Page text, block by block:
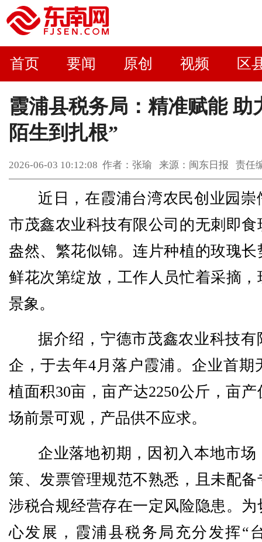
首页 要闻 原创 视频 区
霞浦县税务局：精准赋能 助
陌生到扎根”
2026-06-03 10:12:08 作者：张瑜 来源：闽东日报 责任
近日，在霞浦台湾农民创业园崇
市茂鑫农业科技有限公司的无刺即
盎然、繁花似锦。连片种植的玫瑰
鲜花次第绽放，工作人员忙着采摘
景象。
据介绍，宁德市茂鑫农业科技有
企，于去年4月落户霞浦。企业首期
植面积30亩，亩产达2250公斤，亩
场前景可观，产品供不应求。
企业落地初期，因初入本地市场
策、发票管理规范不熟悉，且未配
涉税合规经营存在一定风险隐患。
心发展，霞浦县税务局充分发挥“